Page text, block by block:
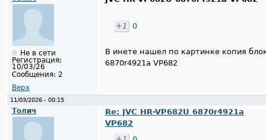
Не в сети
Регистрация:
10/03/26
Сообщения: 2
Верх
+1 0
В инете нашел по картинке копия
6870r4921a VP682
11/03/2026 - 00:15
Толич
Re: JVC HR-VP682U 6870r4921a
VP682